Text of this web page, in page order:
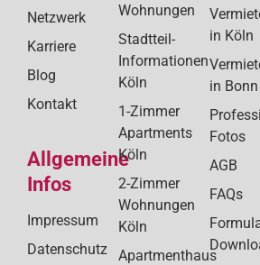
Netzwerk
Karriere
Blog
Kontakt
Allgemeine
Infos
Impressum
Datenschutz
Wohnungen
Stadtteil-
Informationen
Köln
1-Zimmer
Apartments
Köln
2-Zimmer
Wohnungen
Köln
Apartmenthaus
in Köln
in Bonn
Fotos
AGB
FAQs